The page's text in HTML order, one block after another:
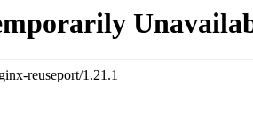
reuseport/1.21.1